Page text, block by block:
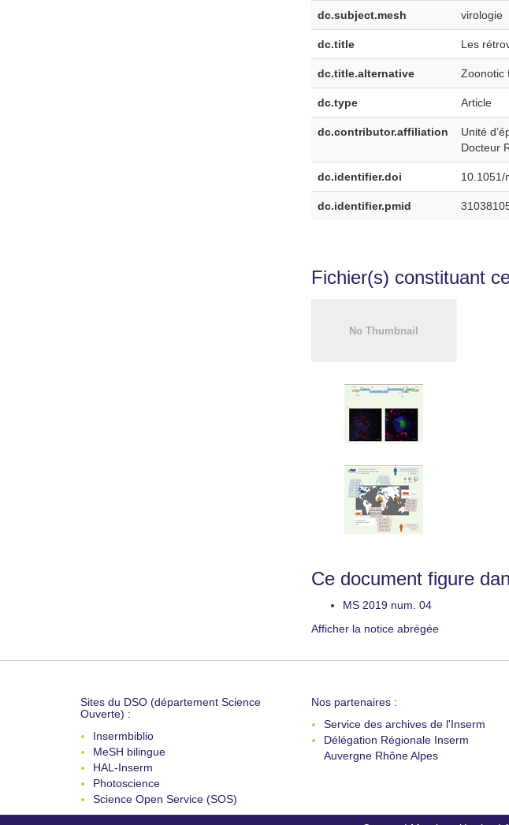
dc.subject.mesh virologie
dc.title Les
dc.title.alternative Zoonotic
dc.type Article
dc.contributor.affiliation
Unité
Docteur
dc.identifier.doi 10.1051/
dc.identifier.pmid
Fichier(s) constituant
Ce document figure
MS 2019 num. 04
Afficher la notice abrégée
Sites du DSO (département Science
Ouverte) :
Insermbiblio
MeSH bilingue
HAL-Inserm
Photoscience
Science Open Service (SOS)
Nos partenaires :
Service des archives de l'Inserm
Délégation Régionale Inserm
Auvergne Rhône Alpes